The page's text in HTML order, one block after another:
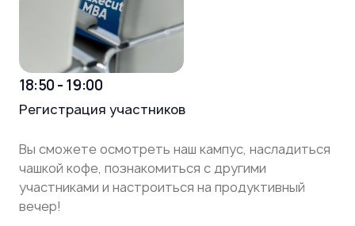
18:50 - 19:00
Регистрация участников
Вы сможете осмотреть наш кампус, насладиться
чашкой кофе, познакомиться с другими
участниками и настроиться на продуктивный
вечер!